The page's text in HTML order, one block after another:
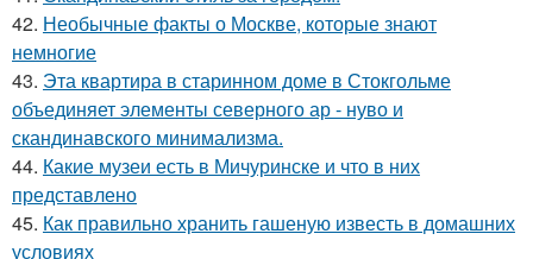
42. Необычные факты о Москве, которые знают
немногие
43. Эта квартира в старинном доме в Стокгольме
объединяет элементы северного ар - нуво и
скандинавского минимализма.
44. Какие музеи есть в Мичуринске и что в них
представлено
45. Как правильно хранить гашеную известь в домашних
условиях